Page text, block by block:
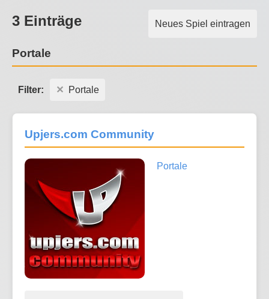
Neues Spiel eintragen
3 Einträge
Portale
Filter: Portale
Upjers.com Community
Portale